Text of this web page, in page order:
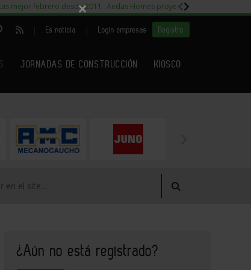
mejor febrero desde 2011 Aedas Homes proyecto Fiora
Es noticia Login empresas Registro
JORNADAS DE CONSTRUCCIÓN KIOSCO
¿Aún no está registrado?
×